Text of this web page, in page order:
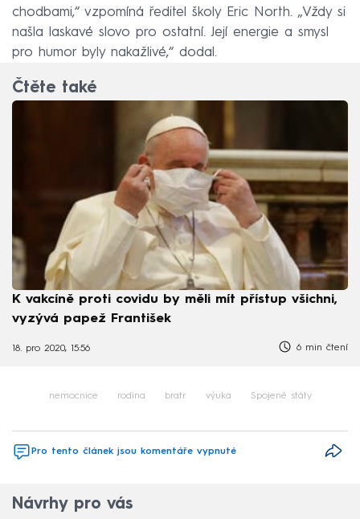
chodbami,“ vzpomíná ředitel školy Eric North. „Vždy si
našla laskavé slovo pro ostatní. Její energie a smysl
pro humor byly nakažlivé,“ dodal.
Čtěte také
K vakcíně proti covidu by měli mít přístup všichni,
vyzývá papež František
18. pro 2020, 15:56 6 min čtení
nemocnice rodina bratr výuka Spojené státy
Pro tento článek jsou komentáře vypnuté
Návrhy pro vás